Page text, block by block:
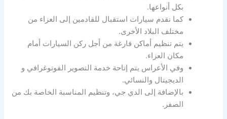
بكل أنواعها.
كما نقدم سيارات استقبال للقادمين إلى العزاء من
مختلف البلاد الأخرى.
يتم تنظيم أماكن فارغة من أجل ركن السيارات أمام
مكان العزاء.
وفي الأعراس يتم إتاحة خدمة التصوير الفوتوغرافي و
الديجيتال والنسائي.
بالإضافة إلى الدي جي، وتنظيم المناسبة الخاصة بك من
الصفر.